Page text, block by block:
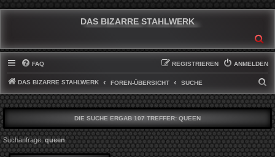
DAS BIZARRE STAHLWERK
FAQ ANMELDEN
REGISTRIEREN
DAS BIZARRE STAHLWERK FOREN-ÜBERSICHT SUCHE
U
C
H
E
DIE SUCHE ERGAB 107 TREFFER: QUEEN
Suchanfrage:queen